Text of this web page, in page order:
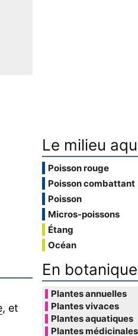
, et
Le milieu
Poisson rouge
Poisson combattant
Poisson
Micros-poissons
Étang
Océan
En botanique
Plantes annuelles
Plantes vivaces
Plantes aquatiques
Plantes médicinales